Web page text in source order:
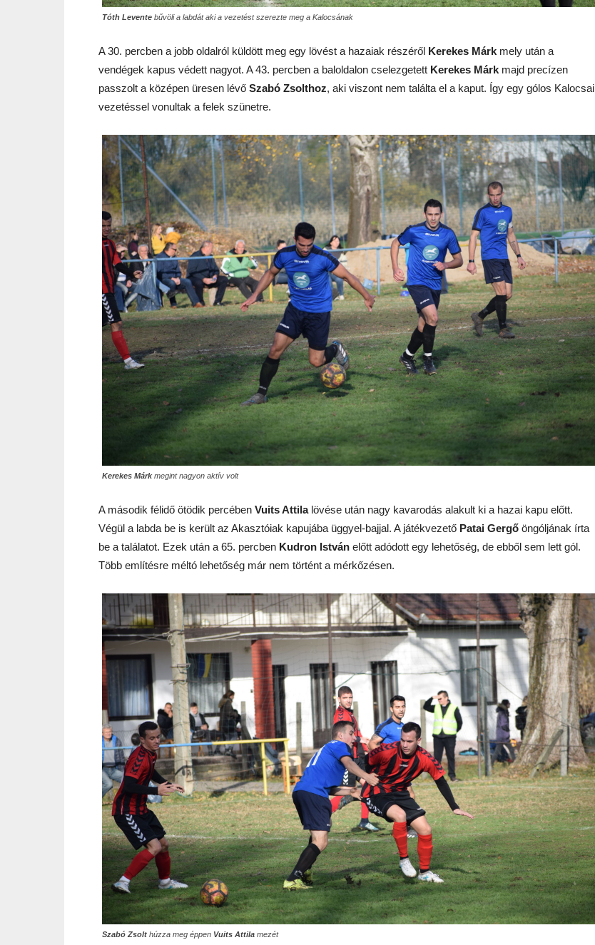
Tóth Levente bűvöli a labdát aki a vezetést szerezte meg a Kalocsának
A 30. percben a jobb oldalról küldött meg egy lövést a hazaiak részéről Kerekes Márk mely után a
vendégek kapus védett nagyot. A 43. percben a baloldalon cselezgetett Kerekes Márk majd precízen
passzolt a középen üresen lévő Szabó Zsolthoz, aki viszont nem találta el a kaput. Így egy gólos Kalocsai
vezetéssel vonultak a felek szünetre.
Kerekes Márkmegint nagyon aktív volt
A második félidő ötödik percében Vuits Attilalövése után nagy kavarodás alakult ki a hazai kapu előtt.
Végül a labda be is került az Akasztóiak kapujába üggyel-bajjal. A játékvezető Patai Gergő öngóljának írta
be a találatot. Ezek után a 65. percben Kudron István előtt adódott egy lehetőség, de ebből sem lett gól.
Több említésre méltó lehetőség már nem történt a mérkőzésen.
Szabó Zsolt húzza meg éppen Vuits Attila mezét